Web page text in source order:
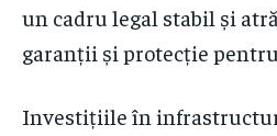
un cadru legal stabil și
garanții și protecție
Investițiile în